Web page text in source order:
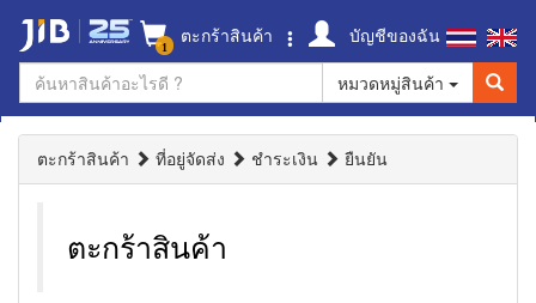
1 ตะกร้าสินค้า
บัญชีของฉัน
หมวดหมู่สินค้า
ตะกร้าสินค้า ที่อยู่จัดส่ง ชำระเงิน ยืนยัน
ตะกร้าสินค้า